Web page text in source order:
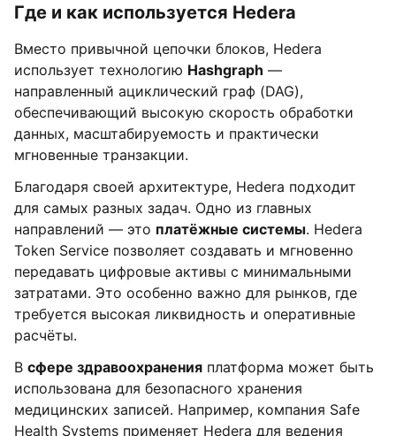
Где и как используется Hedera
Вместо привычной цепочки блоков, Hedera
использует технологию Hashgraph —
направленный ациклический граф (DAG),
обеспечивающий высокую скорость обработки
данных, масштабируемость и практически
мгновенные транзакции.
Благодаря своей архитектуре, Hedera подходит
для самых разных задач. Одно из главных
направлений — это платёжные системы. Hedera
Token Service позволяет создавать и мгновенно
передавать цифровые активы с минимальными
затратами. Это особенно важно для рынков, где
требуется высокая ликвидность и оперативные
расчёты.
В сфере здравоохранения платформа может быть
использована для безопасного хранения
медицинских записей. Например, компания Safe
Health Systems применяет Hedera для ведения